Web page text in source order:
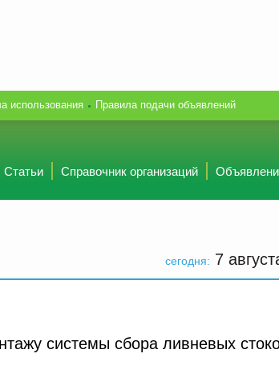
использования Правила подачи объявлений
Статьи Справочник организаций
сегодня: 7
системы сбора ливневых